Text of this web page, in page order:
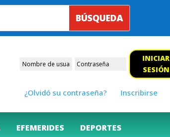
INICIAR
SESIÓN
¿Olvidó su contraseña? Inscribirse
EFEMERIDES DEPORTES